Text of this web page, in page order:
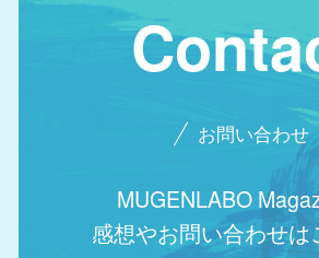
お問い合わせ
MUGENLABO
感想やお問い合わせは